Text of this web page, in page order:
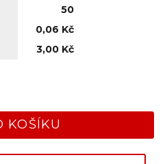
50
0,06 Kč
3,00 Kč
KOŠÍKU